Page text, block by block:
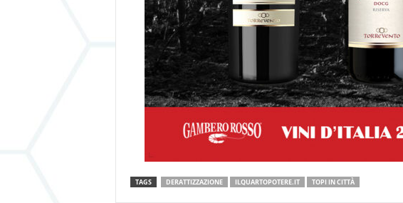
TAGS DERATTIZZAZIONE ILQUARTOPOTERE.IT TOPI IN CITTÀ